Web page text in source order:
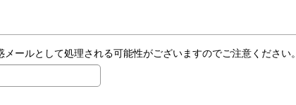
ールとして処理される可能性がございますのでご注意ください。